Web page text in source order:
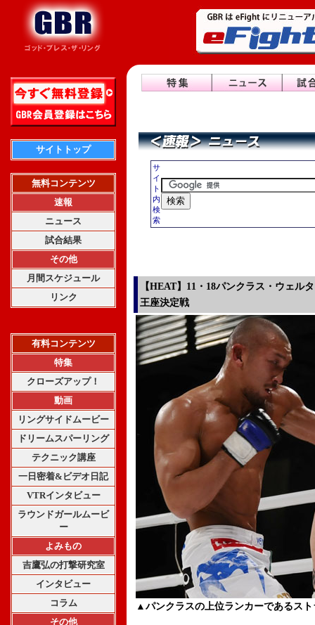
サイトトップ
無料コンテンツ
速報
ニュース
試合結果
その他
月間スケジュール
リンク
有料コンテンツ
特集
クローズアップ！
動画
リングサイドムービー
ドリームスパーリング
テクニック講座
一日密着&ビデオ日記
VTRインタビュー
ラウンドガールムービ
ー
よみもの
吉鷹弘の打撃研究室
インタビュー
コラム
その他
サ
イ
ト
内
検
索
【HEAT】11・18パンクラス・ウェル
王座決定戦
▲パンクラスの上位ランカーであるス